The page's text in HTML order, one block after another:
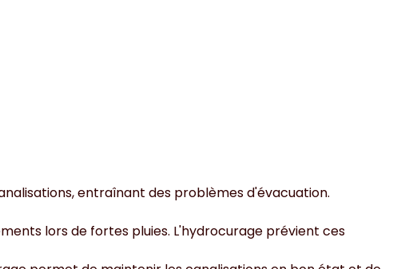
entraînant des problèmes d'évacuation.
lors de fortes pluies. L'hydrocurage prévient ces